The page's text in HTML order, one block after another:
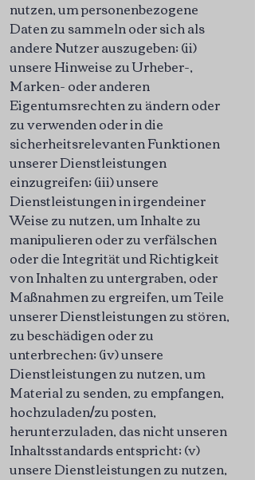
nutzen, um personenbezogene
Daten zu sammeln oder sich als
andere Nutzer auszugeben; (ii)
unsere Hinweise zu Urheber-,
Marken- oder anderen
Eigentumsrechten zu ändern oder
zu verwenden oder in die
sicherheitsrelevanten Funktionen
unserer Dienstleistungen
einzugreifen; (iii) unsere
Dienstleistungen in irgendeiner
Weise zu nutzen, um Inhalte zu
manipulieren oder zu verfälschen
oder die Integrität und Richtigkeit
von Inhalten zu untergraben, oder
Maßnahmen zu ergreifen, um Teile
unserer Dienstleistungen zu stören,
zu beschädigen oder zu
unterbrechen; (iv) unsere
Dienstleistungen zu nutzen, um
Material zu senden, zu empfangen,
hochzuladen/zu posten,
herunterzuladen, das nicht unseren
Inhaltsstandards entspricht; (v)
unsere Dienstleistungen zu nutzen,